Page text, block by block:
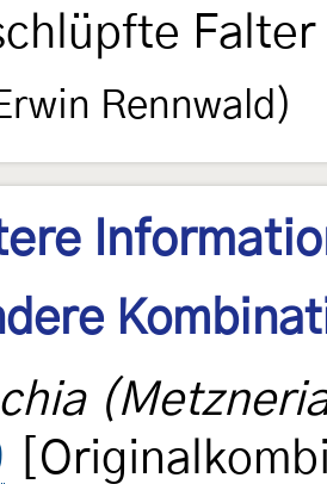
Rennwald)